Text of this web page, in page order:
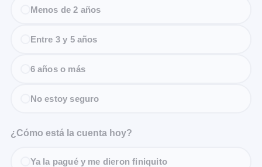
Menos de 2 años
Entre 3 y 5 años
6 años o más
No estoy seguro
¿Cómo está la cuenta hoy?
Ya la pagué y me dieron finiquito